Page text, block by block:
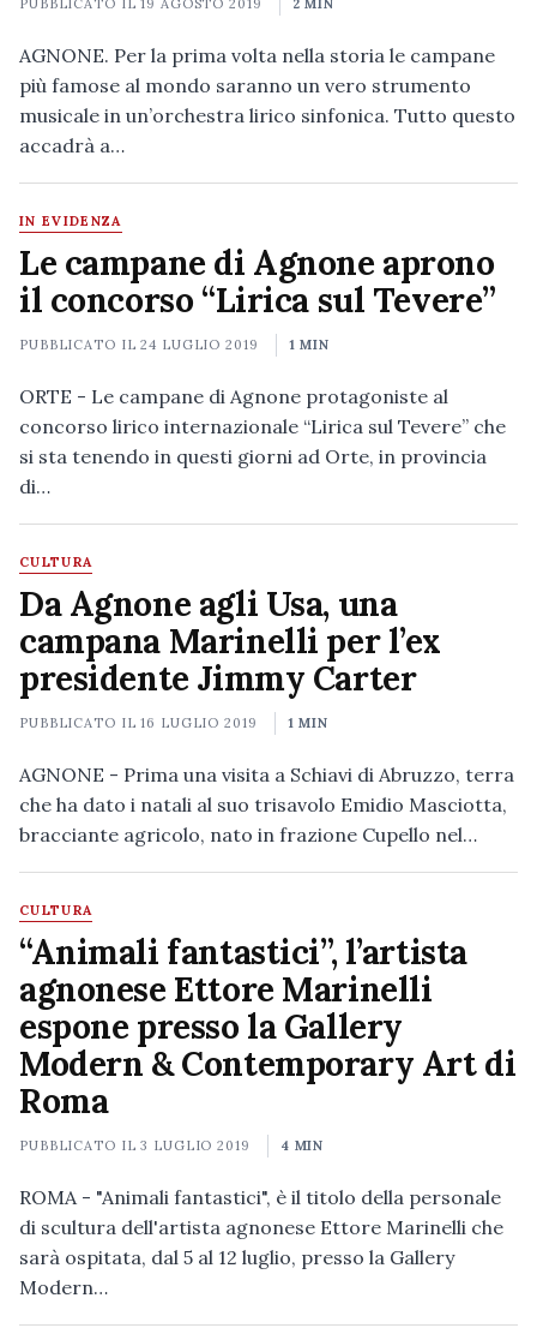
PUBBLICATO IL19 AGOSTO 2019 2 MIN
AGNONE. Per la prima volta nella storia le campane
più famose al mondo saranno un vero strumento
musicale in un’orchestra lirico sinfonica. Tutto questo
accadrà a…
IN EVIDENZA
Le campane di Agnone aprono
il concorso “Lirica sul Tevere”
PUBBLICATO IL24 LUGLIO 2019 1 MIN
ORTE - Le campane di Agnone protagoniste al
concorso lirico internazionale “Lirica sul Tevere” che
si sta tenendo in questi giorni ad Orte, in provincia
di…
CULTURA
Da Agnone agli Usa, una
campana Marinelli per l’ex
presidente Jimmy Carter
PUBBLICATO IL16 LUGLIO 2019 1 MIN
AGNONE - Prima una visita a Schiavi di Abruzzo, terra
che ha dato i natali al suo trisavolo Emidio Masciotta,
bracciante agricolo, nato in frazione Cupello nel…
CULTURA
“Animali fantastici”, l’artista
agnonese Ettore Marinelli
espone presso la Gallery
Modern & Contemporary Art di
Roma
PUBBLICATO IL3 LUGLIO 2019 4 MIN
ROMA - "Animali fantastici", è il titolo della personale
di scultura dell'artista agnonese Ettore Marinelli che
sarà ospitata, dal 5 al 12 luglio, presso la Gallery
Modern…